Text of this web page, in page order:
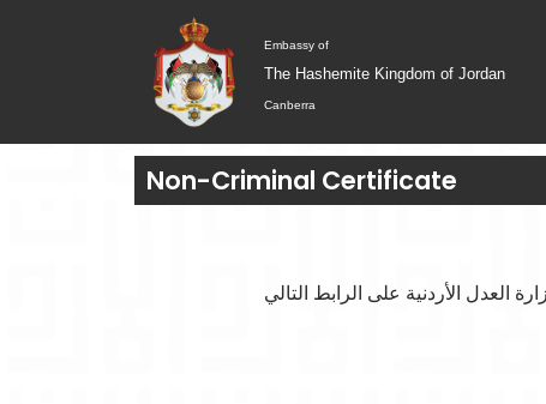
Embassy of
The Hashemite Kingdom of Jordan
Canberra
Non-Criminal Certificate​
الأردنية على الرابط التالي